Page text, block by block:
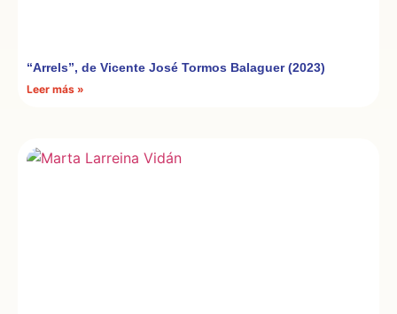
“Arrels”, de Vicente José Tormos Balaguer (2023)
Leer más »